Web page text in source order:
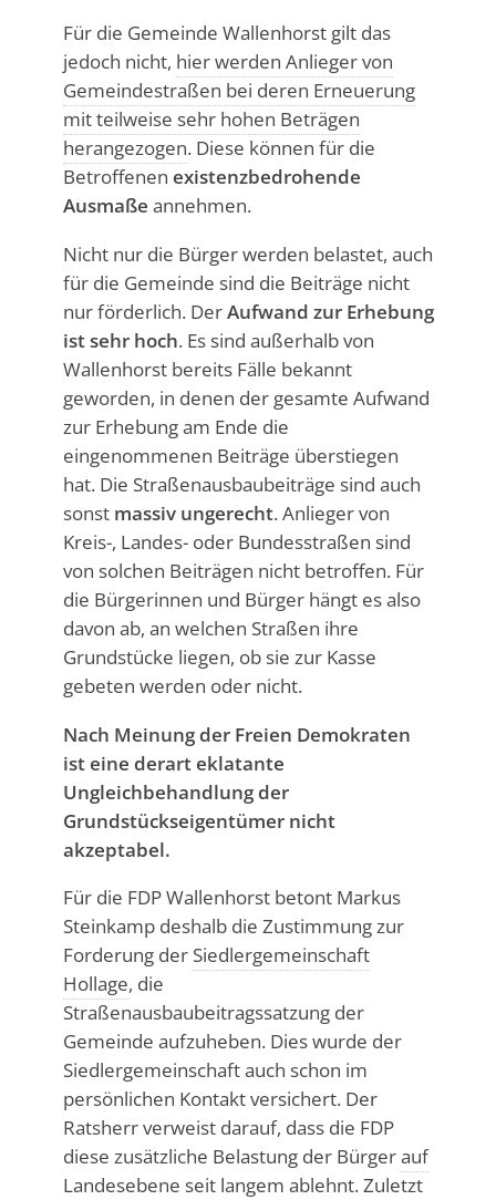
Für die Gemeinde Wallenhorst gilt das
jedoch nicht, hier werden Anlieger von
Gemeindestraßen bei deren Erneuerung
mit teilweise sehr hohen Beträgen
herangezogen. Diese können für die
Betroffenen existenzbedrohende
Ausmaße annehmen.
Nicht nur die Bürger werden belastet, auch
für die Gemeinde sind die Beiträge nicht
nur förderlich. DerAufwand zur Erhebung
ist sehr hoch. Es sind außerhalb von
Wallenhorst bereits Fälle bekannt
geworden, in denen der gesamte Aufwand
zur Erhebung am Ende die
eingenommenen Beiträge überstiegen
hat. Die Straßenausbaubeiträge sind auch
sonst massiv ungerecht. Anlieger von
Kreis-, Landes- oder Bundesstraßen sind
von solchen Beiträgen nicht betroffen. Für
die Bürgerinnen und Bürger hängt es also
davon ab, an welchen Straßen ihre
Grundstücke liegen, ob sie zur Kasse
gebeten werden oder nicht.
Nach Meinung der Freien Demokraten
ist eine derart eklatante
Ungleichbehandlung der
Grundstückseigentümer nicht
akzeptabel.
Für die FDP Wallenhorst betont Markus
Steinkamp deshalb die Zustimmung zur
Forderung der Siedlergemeinschaft
Hollage, die
Straßenausbaubeitragssatzung der
Gemeinde aufzuheben. Dies wurde der
Siedlergemeinschaft auch schon im
persönlichen Kontakt versichert. Der
Ratsherr verweist darauf, dass die FDP
diese zusätzliche Belastung der Bürgerauf
Landesebene seit langem ablehnt. Zuletzt